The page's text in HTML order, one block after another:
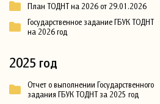
План ТОДНТ на 2026 от 29.01.2026
Государственное задание ГБУК ТОДНТ
на 2026 год
2025 год
Отчет о выполнении Государственного
задания ГБУК ТОДНТ за 2025 год